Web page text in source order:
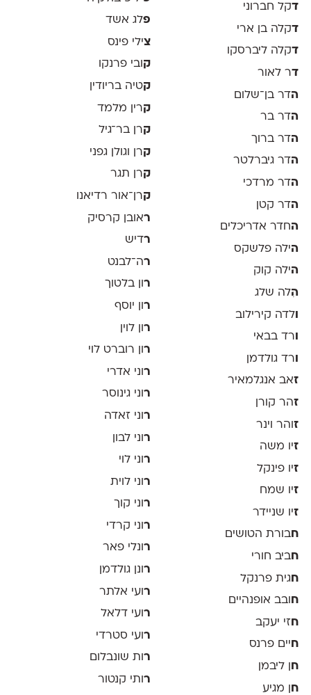
דקל חברוני
דקלה בן ארי
דקלה ליברסקו
דר לאור
הדר בן־שלום
הדר בר
הדר ברוך
הדר גיברלטר
הדר מרדכי
הדר קטן
החדר אדריכלים
הילה פלשקס
הילה קוק
הִלה שלג
ולדה קירילוב
רד בבאי
רד גולדמן
זאב אנגלמאיר
זהר קורן
זוהר וינר
זיו משה
זיו פינקל
זיו שמח
זיו שניידר
חבורת הטושים
חביב חורי
ח גית פרנקל
חובב אופנהיים
חזי יעקב
חיים פרנס
ח
ן ליבמן
ח
ן מגיע
פלג אשד
צילי פינס
קובי פרנקו
קטיה בריודין
קרין מלמד
קרן בר־גיל
קרן וגולן גפני
קרן תגר
קרן־אור רדיאנו
ראובן קרסיק
רדיש
רה־לבנט
רון בלטוך
ר ון יוסף
רון לוין
ר ון רוברט לוי
ר וני אדרי
רוני גינוסר
ר וני זאדה
רוני לבון
ר וני לוי
ר וני לוית
רוני קוך
ר וני קרדי
רונלי פאר
ר ונן גולדמן
ר ועי אלתר
רועי דלאל
ר ועי סטרדי
רות שונבלום
ר ותי קנטור